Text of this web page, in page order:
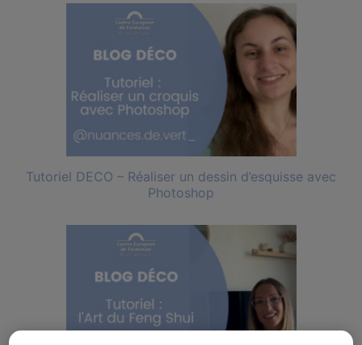
Tutoriel DECO – Réaliser un dessin d’esquisse avec
Photoshop